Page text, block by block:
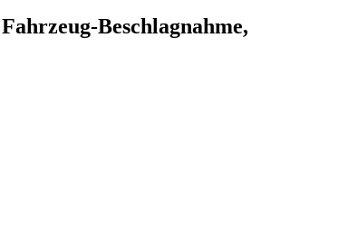
Beschlagnahme,